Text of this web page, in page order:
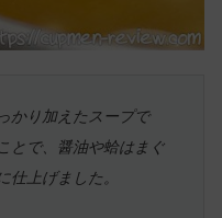
かり加えたスープで
とで、醤油や蛤はまぐ
仕上げました。